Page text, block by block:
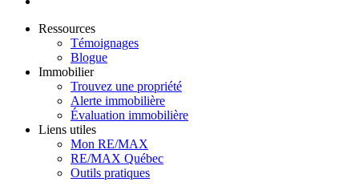
Ressources
Témoignages
Blogue
Immobilier
Trouvez une propriété
Alerte immobilière
Évaluation immobilière
Liens utiles
Mon RE/MAX
RE/MAX Québec
Outils pratiques